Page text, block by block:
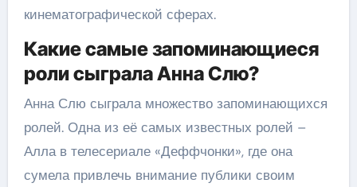
кинематографической сферах.
Какие самые запоминающиеся
роли сыграла Анна Слю?
Анна Слю сыграла множество запоминающихся
ролей. Одна из её самых известных ролей –
Алла в телесериале «Деффчонки», где она
сумела привлечь внимание публики своим